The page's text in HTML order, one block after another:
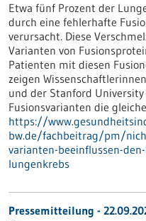
Etwa fünf Prozent der
durch eine fehlerhafte
verursacht. Diese
Varianten von
Patienten mit diesen
zeigen
und der Stanford
Fusionsvarianten die
https://
bw.de/fachbeitrag/pm/
varianten-beeinflussen-
lungenkrebs
Pressemitteilung -